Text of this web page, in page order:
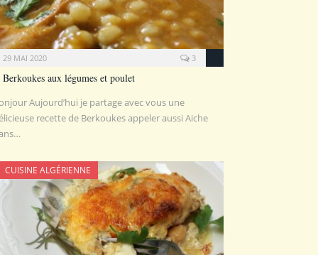
29 MAI 2020 3
Berkoukes aux légumes et poulet
Aujourd’hui je partage avec vous une
recette de Berkoukes appeler aussi Aiche
CUISINE ALGÉRIENNE